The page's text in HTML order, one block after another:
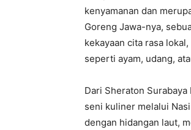
kenyamanan dan
Goreng Jawa-nya,
kekayaan cita rasa
seperti ayam, udang,
Dari Sheraton
seni kuliner melalui
dengan hidangan laut,